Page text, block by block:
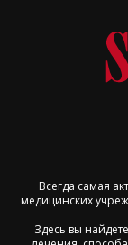
Всегда самая
медицинских
Здесь вы